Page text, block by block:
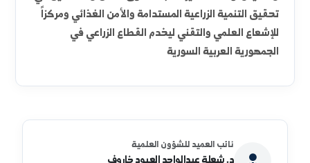
هي الارتقاء والتميز بنوعية التعليم الزراعي بالكلية ليحقق
رسالة جامعة الفرات نحو التميز والريادة في التدريس
والبحث العلمي وخدمة المجتمع في المجالات الزراعية
من الخريجين والباحثين القادرين على المنافسة إقليمياً
وعالمياً ومؤهلة لمسايرة حاجات سوق العمل ومساهمين في
تحقيق التنمية الزراعية المستدامة والأمن الغذائي ومركزاً